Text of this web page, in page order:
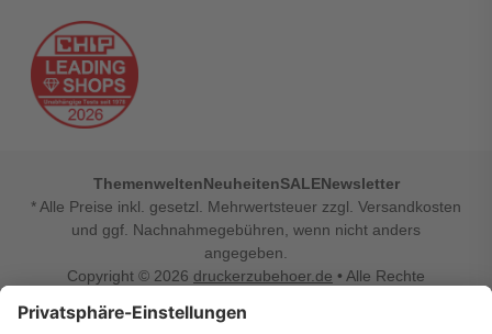
ThemenweltenNeuheitenSALENewsletter
* Alle Preise inkl. gesetzl. Mehrwertsteuer zzgl. Versandkosten
und ggf. Nachnahmegebühren, wenn nicht anders
angegeben.
Copyright © 2026 druckerzubehoer.de • Alle Rechte
Vertrag widerrufen